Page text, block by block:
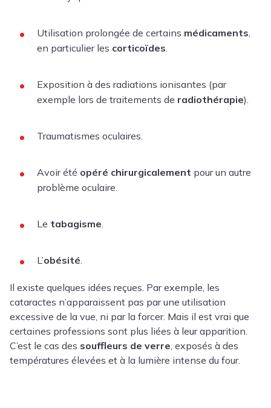
Utilisation prolongée de certains médicaments,
en particulier les corticoïdes.
Exposition à des radiations ionisantes (par
exemple lors de traitements de radiothérapie).
Traumatismes oculaires.
Avoir été opéré chirurgicalement pour un autre
problème oculaire.
Le tabagisme.
L’obésité.
Il existe quelques idées reçues. Par exemple, les
cataractes n’apparaissent pas par une utilisation
excessive de la vue, ni par la forcer. Mais il est vrai que
certaines professions sont plus liées à leur apparition.
C’est le cas des souffleurs de verre, exposés à des
températures élevées et à la lumière intense du four.